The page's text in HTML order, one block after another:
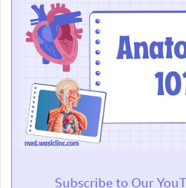
Subscribe to Our